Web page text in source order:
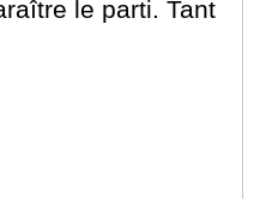
le parti. Tant